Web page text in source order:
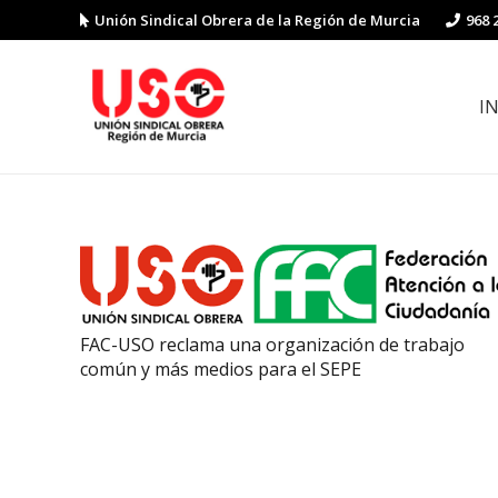
Unión Sindical Obrera de la Región de Murcia 968
FAC-USO reclama una organización de trabajo
común y más medios para el SEPE